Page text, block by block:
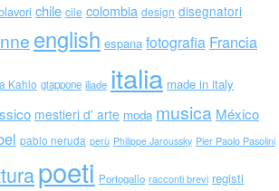
chile cile colombia design disegnatori
english espana fotografia Francia
Kahlo giappone iliade italia made in italy
mestieri d' arte moda musica México
pablo neruda perù Philippe Jaroussky Pier Paolo Pasolini
poeti Portogallo racconti brevi registi